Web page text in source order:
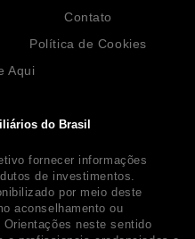
do Brasil
fornecer informações
de investimentos.
por meio deste
aconselhamento ou
neste sentido
Contato
Política de Cookies
Aqui